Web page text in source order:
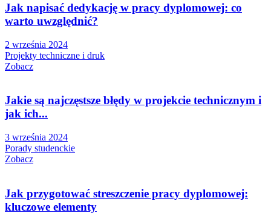
Jak napisać dedykację w pracy dyplomowej: co
warto uwzględnić?
2 września 2024
Projekty techniczne i druk
Zobacz
Jakie są najczęstsze błędy w projekcie technicznym i
jak ich...
3 września 2024
Porady studenckie
Zobacz
Jak przygotować streszczenie pracy dyplomowej:
kluczowe elementy